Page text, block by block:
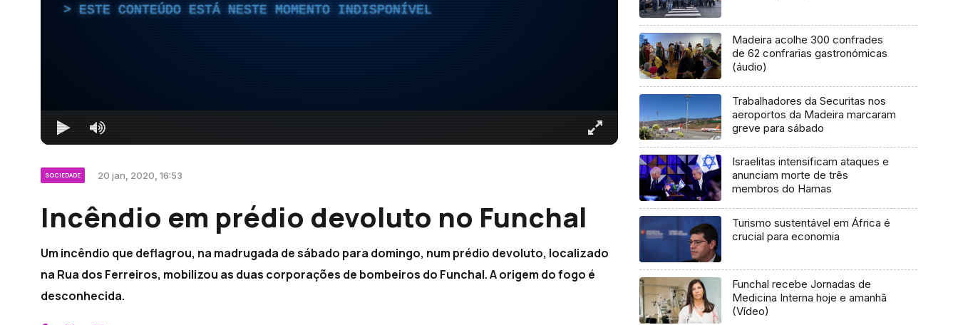
ESTE CONTEÚDO ESTÁ NESTE MOMENTO INDISPONÍVEL
SOCIEDADE 20 jan, 2020, 16:53
Incêndio em prédio devoluto no Funchal
Um incêndio que deflagrou, na madrugada de sábado para domingo, num prédio devoluto, localizado
na Rua dos Ferreiros, mobilizou as duas corporações de bombeiros do Funchal. A origem do fogo é
desconhecida.
Madeira acolhe 300 confrades
de 62 confrarias gastronómicas
(áudio)
Trabalhadores da Securitas nos
aeroportos da Madeira marcaram
greve para sábado
Israelitas intensificam ataques e
anunciam morte de três
membros do Hamas
Turismo sustentável em África é
crucial para economia
Funchal recebe Jornadas de
Medicina Interna hoje e amanhã
(Vídeo)